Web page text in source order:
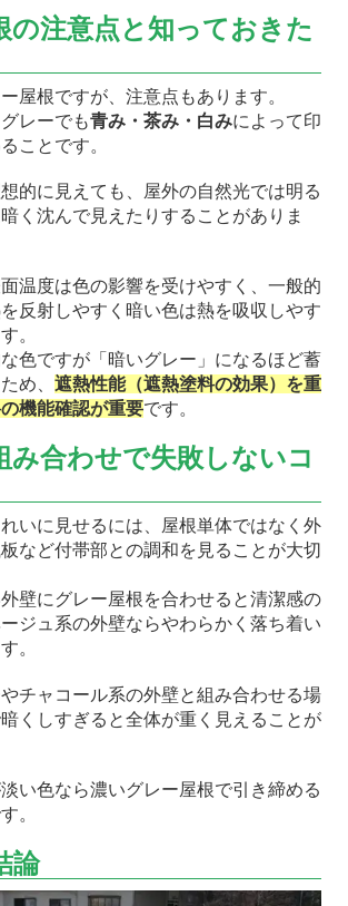
の注意点と知っておきた
屋根ですが、注意点もあります。
レーでも青み・茶み・白みによって印
ことです。
的に見えても、屋外の自然光では明る
く沈んで見えたりすることがありま
温度は色の影響を受けやすく、一般的
反射しやすく暗い色は熱を吸収しやす
。
色ですが「暗いグレー」になるほど蓄
め、 遮熱性能（遮熱塗料の効果）を重
機能確認が重要です。
み合わせで失敗しないコ
いに見せるには、屋根単体ではなく外
など付帯部との調和を見ることが大切
壁にグレー屋根を合わせると清潔感の
ジュ系の外壁ならやわらかく落ち着い
。
チャコール系の外壁と組み合わせる場
くしすぎると全体が重く見えることが
い色なら濃いグレー屋根で引き締める
。
論